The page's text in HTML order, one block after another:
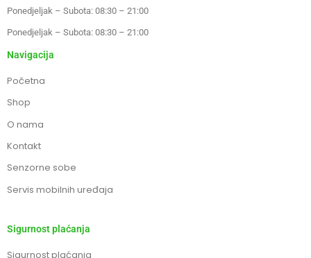
Ponedjeljak – Subota: 08:30 – 21:00
Ponedjeljak – Subota: 08:30 – 21:00
Navigacija
Početna
Shop
O nama
Kontakt
Senzorne sobe
Servis mobilnih uređaja
Sigurnost plaćanja
Sigurnost plaćanja